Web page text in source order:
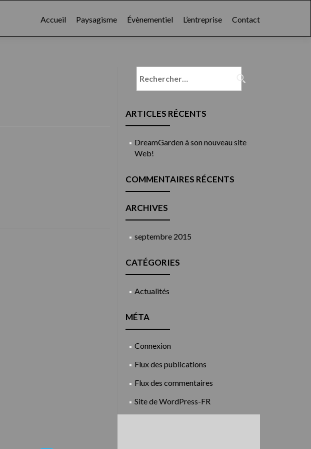
Accueil Paysagisme Évènementiel L’entreprise Contact
ARTICLES RÉCENTS
DreamGarden à son nouveau site
Web!
COMMENTAIRES RÉCENTS
ARCHIVES
septembre 2015
CATÉGORIES
Actualités
MÉTA
Connexion
Flux des publications
Flux des commentaires
Site de WordPress-FR